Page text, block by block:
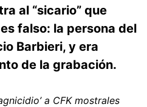
al “sicario” que
falso: la persona del
Barbieri, y era
de la grabación.
a CFK mostrales